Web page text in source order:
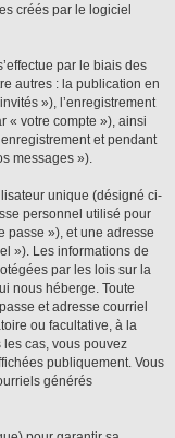
créés par le logiciel
par le biais des
autres : la publication en
»), l’enregistrement
« votre compte »), ainsi
et pendant
messages »).
unique (désigné ci-
personnel utilisé pour
passe »), et une adresse
»). Les informations de
par les lois sur la
nous héberge. Toute
et adresse courriel
ou facultative, à la
cas, vous pouvez
publiquement. Vous
générés